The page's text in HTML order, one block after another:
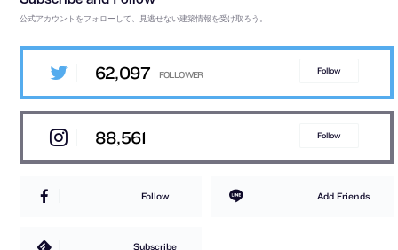
公式アカウントをフォローして、見逃せない建築情報を受け取ろう。
62,097 Follow
88,561 Follow
Follow Add Friends
Subscribe